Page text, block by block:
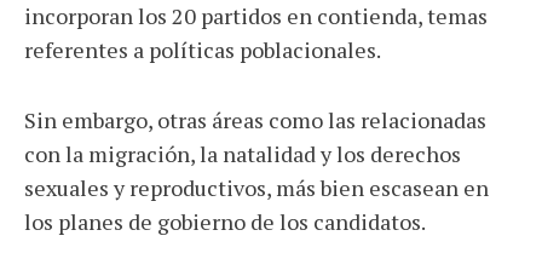
incorporan los 20 partidos en contienda, temas
referentes a políticas poblacionales.
Sin embargo, otras áreas como las relacionadas
con la migración, la natalidad y los derechos
sexuales y reproductivos, más bien escasean en
los planes de gobierno de los candidatos.